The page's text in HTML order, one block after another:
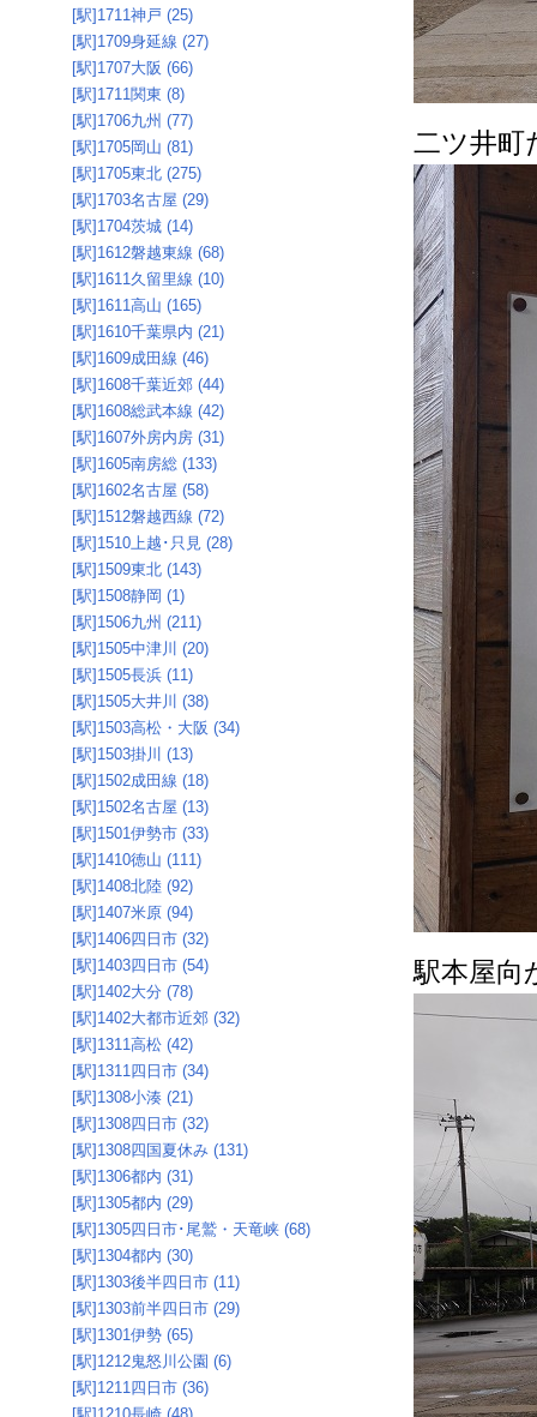
二ツ井町
駅本屋向
[駅]1711神戸 (25)
[駅]1709身延線 (27)
[駅]1707大阪 (66)
[駅]1711関東 (8)
[駅]1706九州 (77)
[駅]1705岡山 (81)
[駅]1705東北 (275)
[駅]1703名古屋 (29)
[駅]1704茨城 (14)
[駅]1612磐越東線 (68)
[駅]1611久留里線 (10)
[駅]1611高山 (165)
[駅]1610千葉県内 (21)
[駅]1609成田線 (46)
[駅]1608千葉近郊 (44)
[駅]1608総武本線 (42)
[駅]1607外房内房 (31)
[駅]1605南房総 (133)
[駅]1602名古屋 (58)
[駅]1512磐越西線 (72)
[駅]1510上越･只見 (28)
[駅]1509東北 (143)
[駅]1508静岡 (1)
[駅]1506九州 (211)
[駅]1505中津川 (20)
[駅]1505長浜 (11)
[駅]1505大井川 (38)
[駅]1503高松・大阪 (34)
[駅]1503掛川 (13)
[駅]1502成田線 (18)
[駅]1502名古屋 (13)
[駅]1501伊勢市 (33)
[駅]1410徳山 (111)
[駅]1408北陸 (92)
[駅]1407米原 (94)
[駅]1406四日市 (32)
[駅]1403四日市 (54)
[駅]1402大分 (78)
[駅]1402大都市近郊 (32)
[駅]1311高松 (42)
[駅]1311四日市 (34)
[駅]1308小湊 (21)
[駅]1308四日市 (32)
[駅]1308四国夏休み (131)
[駅]1306都内 (31)
[駅]1305都内 (29)
[駅]1305四日市･尾鷲・天竜峡 (68)
[駅]1304都内 (30)
[駅]1303後半四日市 (11)
[駅]1303前半四日市 (29)
[駅]1301伊勢 (65)
[駅]1212鬼怒川公園 (6)
[駅]1211四日市 (36)